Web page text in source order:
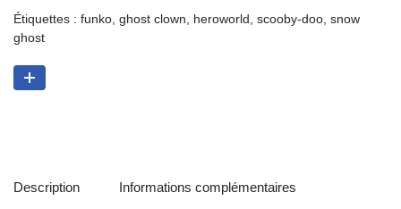
Étiquettes : funko ghost clown heroworld scooby-doo snow
ghost
Description Informations complémentaires